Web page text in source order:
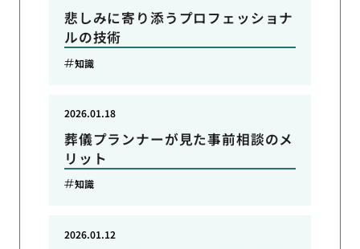
悲しみに寄り添うプロフェッショナ
ルの技術
知識
葬儀プランナーが見た事前相談のメ
リット
2026.01.18
知識
2026.01.12